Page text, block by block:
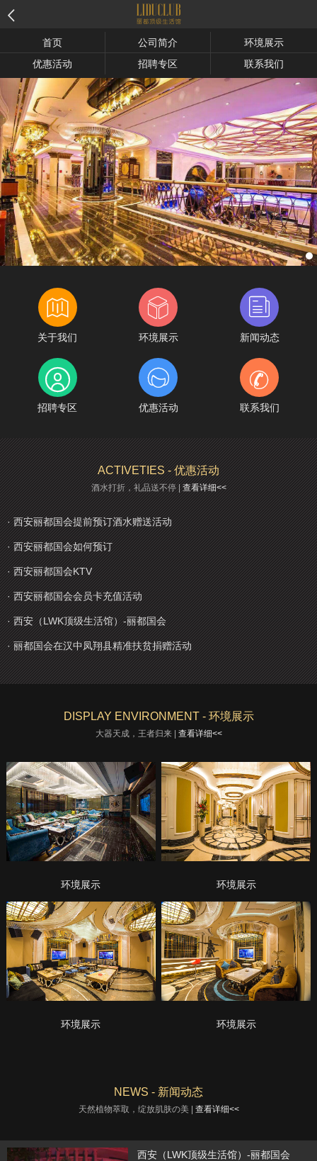

首页 公司简介
环境展示
优惠活动
招聘专区 联系我们

关于我们

环境展示

新闻动态

招聘专区

优惠活动

联系我们
ACTIVETIES - 优惠活动
酒水打折，礼品送不停 |查看详细<<
· 西安丽都国会提前预订酒水赠送活动
· 西安丽都国会如何预订
· 西安丽都国会KTV
· 西安丽都国会会员卡充值活动
· 西安（LWK顶级生活馆）-丽都国会
· 丽都国会在汉中凤翔县精准扶贫捐赠活动
DISPLAY ENVIRONMENT - 环境展示
大器天成，王者归来 | 查看详细<<
环境展示 环境展示
环境展示 环境展示
NEWS - 新闻动态
天然植物萃取，绽放肌肤の美 | 查看详细<<
西安（LWK顶级生活馆）-丽都国会